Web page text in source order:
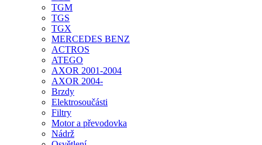
TGM
TGS
TGX
MERCEDES BENZ
ACTROS
ATEGO
AXOR 2001-2004
AXOR 2004-
Brzdy
Elektrosoučásti
Filtry
Motor a převodovka
Nádrž